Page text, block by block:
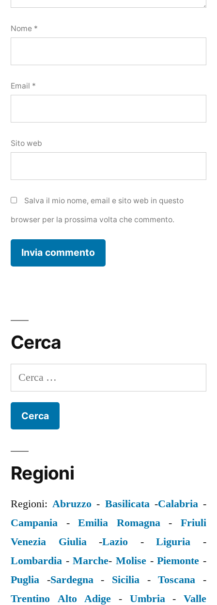
Nome *
Email *
Sito web
Salva il mio nome, email e sito web in questo
browser per la prossima volta che commento.
Cerca
Ricerca
per:
Regioni
Regioni:Abruzzo - Basilicata-Calabria-
Campania -Emilia Romagna-Friuli
Venezia Giulia-Lazio -Liguria -
Lombardia -Marche-Molise -Piemonte -
Puglia -Sardegna- Sicilia -Toscana -
Trentino Alto Adige - Umbria-Valle